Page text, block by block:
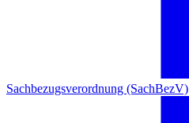
Sachbezugsverordnung (SachBezV)